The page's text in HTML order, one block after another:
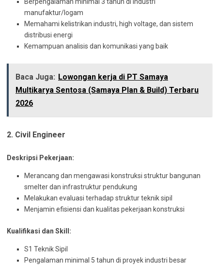
manufaktur/logam
Memahami kelistrikan industri, high voltage, dan sistem
distribusi energi
Kemampuan analisis dan komunikasi yang baik
Baca Juga: Lowongan kerja di PT Samaya
Multikarya Sentosa (Samaya Plan & Build) Terbaru
2026
2. Civil Engineer
Deskripsi Pekerjaan:
Merancang dan mengawasi konstruksi struktur bangunan
smelter dan infrastruktur pendukung
Melakukan evaluasi terhadap struktur teknik sipil
Menjamin efisiensi dan kualitas pekerjaan konstruksi
Kualifikasi dan Skill:
S1 Teknik Sipil
Pengalaman minimal 5 tahun di proyek industri besar